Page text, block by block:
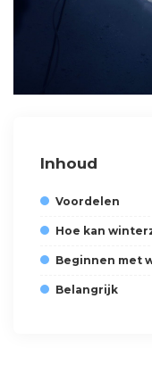
Inhoud
Voordelen
Hoe kan
Beginnen met
Belangrijk